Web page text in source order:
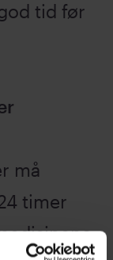
tid før
må
timer